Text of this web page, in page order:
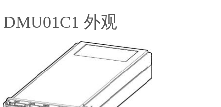
DMU01C1 外观